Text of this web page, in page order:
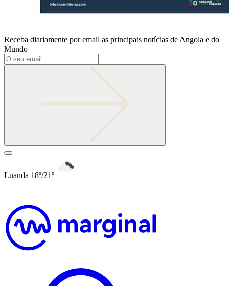
Receba diariamente por email as principais notícias de Angola e do
Mundo
Luanda 18º/21º